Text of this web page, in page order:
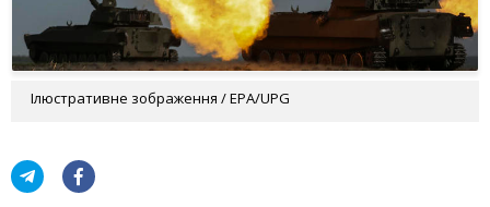
Ілюстративне зображення / EPA/UPG